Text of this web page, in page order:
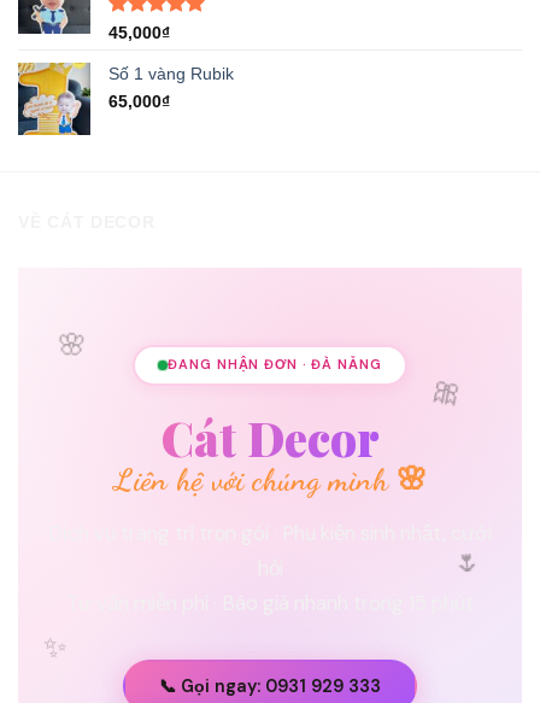
Được xếp
5 sao
45,000₫
Số 1 vàng Rubik
65,000₫
🌸
🎀
✨
🌷
ĐANG NHẬN ĐƠN · ĐÀ NẴNG
Cát Decor
Liên hệ với chúng mình 🌸
📞 Gọi ngay: 0931 929 333